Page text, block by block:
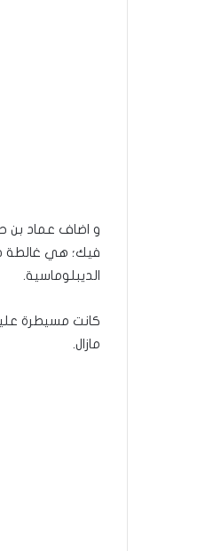
و اضاف عماد بن
فيك؛ هي غالطة
الديبلوماسية.
كانت مسيطرة
مازال.